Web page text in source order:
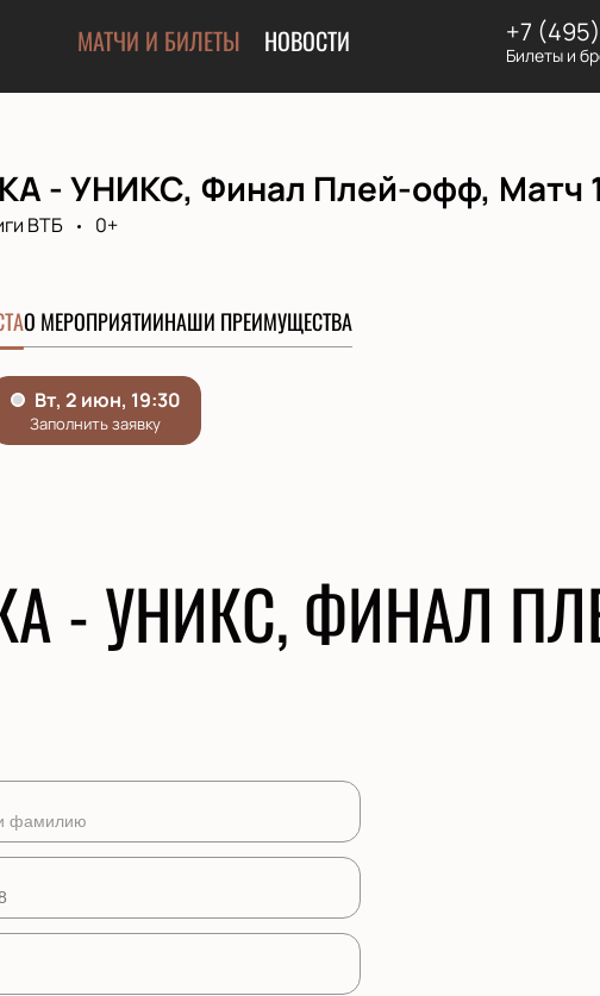
МАТЧИ И БИЛЕТЫ НОВОСТИ +7
Билеты и
- УНИКС, Финал Плей-офф, Матч 1
ВТБ
0+
О МЕРОПРИЯТИИНАШИ ПРЕИМУЩЕСТВА
- УНИКС, ФИНАЛ